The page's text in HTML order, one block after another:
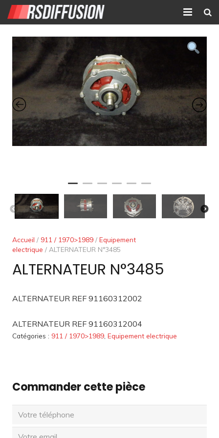
Accueil
Nouvelles annonces
Annonces prolongées
Atelier mécanique
Contact
Accueil / 911 / 1970>1989 / Equipement
electrique / ALTERNATEUR N°3485
ALTERNATEUR N°3485
ALTERNATEUR REF 91160312002
ALTERNATEUR REF 91160312004
Catégories : 911 / 1970>1989 Equipement electrique
Commander cette pièce